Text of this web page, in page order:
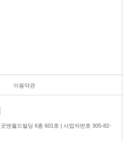
이용약관
앤월드빌딩 6층 601호 | 사업자번호 305-82-